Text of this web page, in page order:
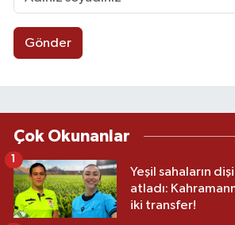
Gönder
Çok Okunanlar
Yeşil sahaların
atladı:
iki transfer!
1